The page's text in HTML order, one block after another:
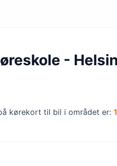
-
kørekort til bil i området er: